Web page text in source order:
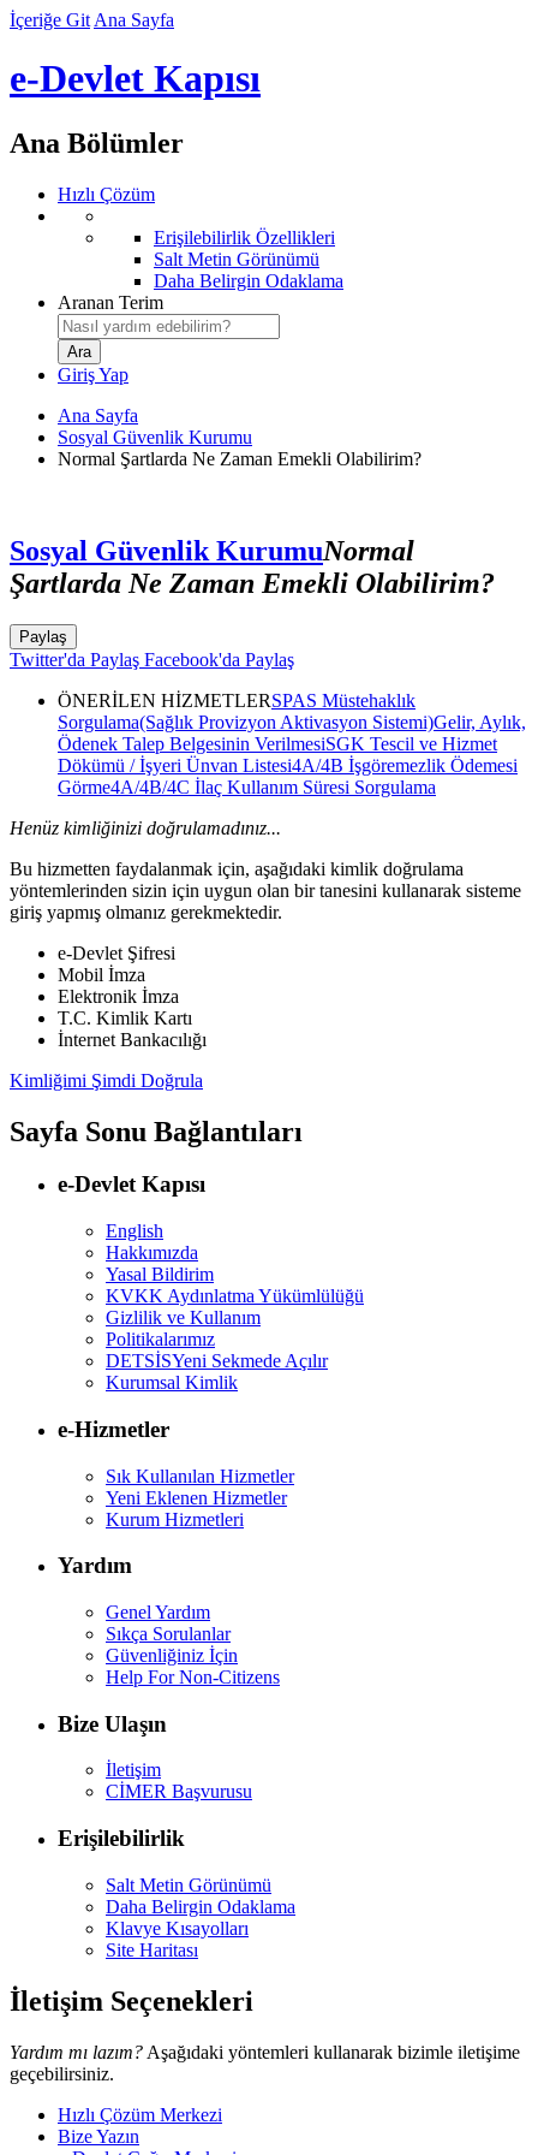
İçeriğe Git Ana Sayfa
e-Devlet Kapısı
Ana Bölümler
Hızlı Çözüm
Erişilebilirlik Özellikleri
Salt Metin Görünümü
Daha Belirgin Odaklama
Aranan Terim
Giriş Yap
Ana Sayfa
Sosyal Güvenlik Kurumu
Normal Şartlarda Ne Zaman Emekli Olabilirim?
Sosyal Güvenlik KurumuNormal
Şartlarda Ne Zaman Emekli Olabilirim?
Paylaş
Twitter'da Paylaş Facebook'da Paylaş
ÖNERİLEN HİZMETLERSPAS Müstehaklık
Sorgulama(Sağlık Provizyon Aktivasyon Sistemi)Gelir, Aylık,
Ödenek Talep Belgesinin VerilmesiSGK Tescil ve Hizmet
Dökümü / İşyeri Ünvan Listesi4A/4B İşgöremezlik Ödemesi
Görme4A/4B/4C İlaç Kullanım Süresi Sorgulama
Henüz kimliğinizi doğrulamadınız...
Bu hizmetten faydalanmak için, aşağıdaki kimlik doğrulama
yöntemlerinden sizin için uygun olan bir tanesini kullanarak sisteme
giriş yapmış olmanız gerekmektedir.
e-Devlet Şifresi
Mobil İmza
Elektronik İmza
T.C. Kimlik Kartı
İnternet Bankacılığı
Kimliğimi Şimdi Doğrula
Sayfa Sonu Bağlantıları
e-Devlet Kapısı
English
Hakkımızda
Yasal Bildirim
KVKK Aydınlatma Yükümlülüğü
Gizlilik ve Kullanım
Politikalarımız
DETSİSYeni Sekmede Açılır
Kurumsal Kimlik
e-Hizmetler
Sık Kullanılan Hizmetler
Yeni Eklenen Hizmetler
Kurum Hizmetleri
Yardım
Genel Yardım
Sıkça Sorulanlar
Güvenliğiniz İçin
Help For Non-Citizens
Bize Ulaşın
İletişim
CİMER Başvurusu
Erişilebilirlik
Salt Metin Görünümü
Daha Belirgin Odaklama
Klavye Kısayolları
Site Haritası
İletişim Seçenekleri
Yardım mı lazım? Aşağıdaki yöntemleri kullanarak bizimle iletişime
geçebilirsiniz.
Hızlı Çözüm Merkezi
Bize Yazın